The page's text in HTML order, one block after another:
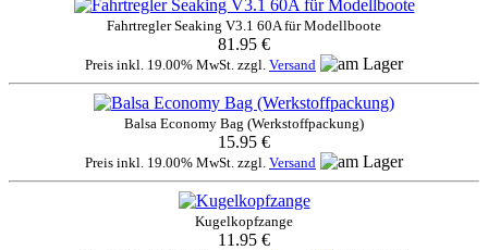
Fahrtregler Seaking V3.1 60A für Modellboote
81.95 €
Preis inkl. 19.00% MwSt. zzgl. Versand
Balsa Economy Bag (Werkstoffpackung)
15.95 €
Preis inkl. 19.00% MwSt. zzgl. Versand
Kugelkopfzange
11.95 €